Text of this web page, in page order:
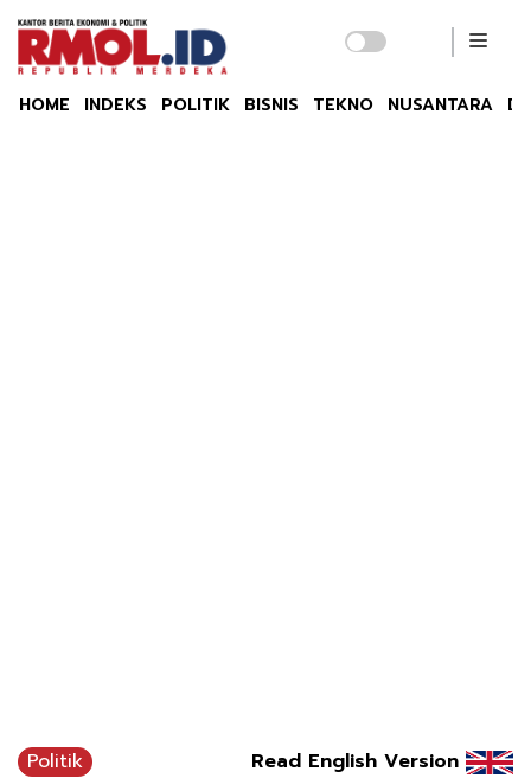
HOME INDEKS POLITIK BISNIS TEKNO NUSANTARA
Politik Read English Version